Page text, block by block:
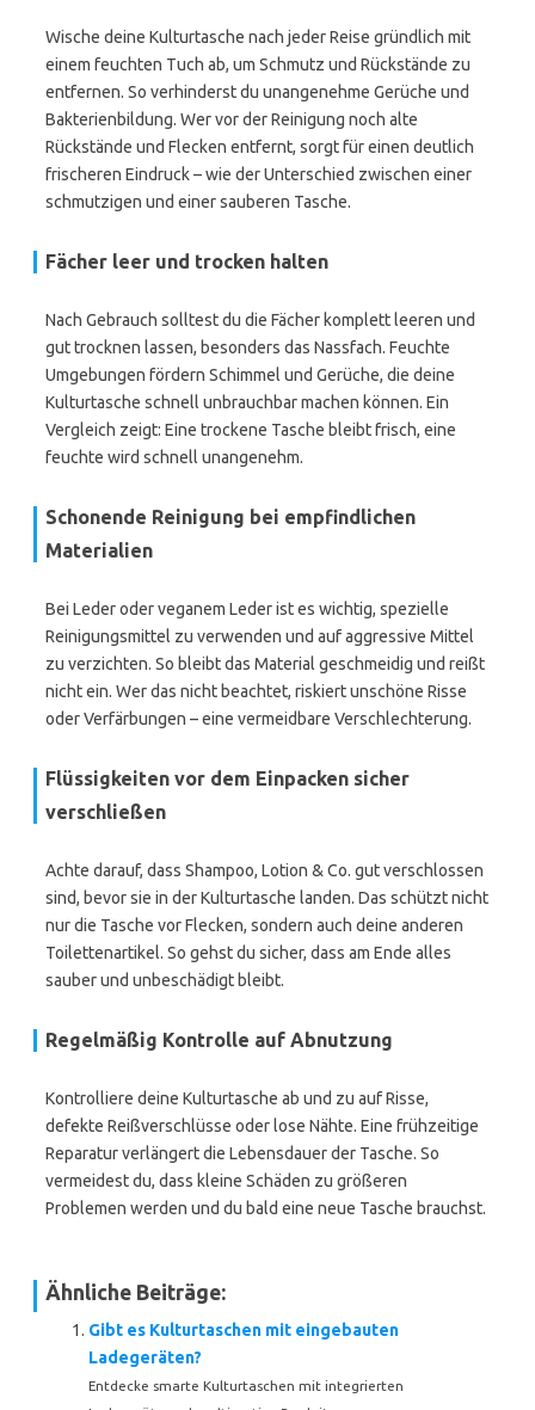
Wische deine Kulturtasche nach jeder Reise gründlich mit
einem feuchten Tuch ab, um Schmutz und Rückstände zu
entfernen. So verhinderst du unangenehme Gerüche und
Bakterienbildung. Wer vor der Reinigung noch alte
Rückstände und Flecken entfernt, sorgt für einen deutlich
frischeren Eindruck – wie der Unterschied zwischen einer
schmutzigen und einer sauberen Tasche.
Fächer leer und trocken halten
Nach Gebrauch solltest du die Fächer komplett leeren und
gut trocknen lassen, besonders das Nassfach. Feuchte
Umgebungen fördern Schimmel und Gerüche, die deine
Kulturtasche schnell unbrauchbar machen können. Ein
Vergleich zeigt: Eine trockene Tasche bleibt frisch, eine
feuchte wird schnell unangenehm.
Schonende Reinigung bei empfindlichen
Materialien
Bei Leder oder veganem Leder ist es wichtig, spezielle
Reinigungsmittel zu verwenden und auf aggressive Mittel
zu verzichten. So bleibt das Material geschmeidig und reißt
nicht ein. Wer das nicht beachtet, riskiert unschöne Risse
oder Verfärbungen – eine vermeidbare Verschlechterung.
Flüssigkeiten vor dem Einpacken sicher
verschließen
Achte darauf, dass Shampoo, Lotion & Co. gut verschlossen
sind, bevor sie in der Kulturtasche landen. Das schützt nicht
nur die Tasche vor Flecken, sondern auch deine anderen
Toilettenartikel. So gehst du sicher, dass am Ende alles
sauber und unbeschädigt bleibt.
Regelmäßig Kontrolle auf Abnutzung
Kontrolliere deine Kulturtasche ab und zu auf Risse,
defekte Reißverschlüsse oder lose Nähte. Eine frühzeitige
Reparatur verlängert die Lebensdauer der Tasche. So
vermeidest du, dass kleine Schäden zu größeren
Problemen werden und du bald eine neue Tasche brauchst.
Ähnliche Beiträge:
Gibt es Kulturtaschen mit eingebauten
Ladegeräten?
Entdecke smarte Kulturtaschen mit integrierten